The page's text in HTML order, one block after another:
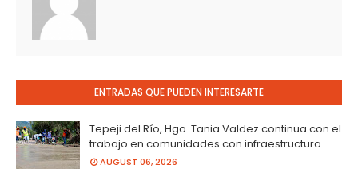
ENTRADAS QUE PUEDEN INTERESARTE
Tepeji del Río, Hgo. Tania Valdez continua con el
trabajo en comunidades con infraestructura
AUGUST 06, 2026